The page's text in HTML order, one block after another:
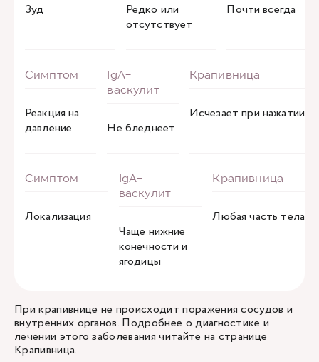
Зуд
Редко или
отсутствует
Почти всегда
Реакция на
давление
Не бледнеет
Исчезает при нажатии
Локализация
Чаще нижние
конечности и
ягодицы
Любая часть тела
При крапивнице не происходит поражения сосудов и
внутренних органов. Подробнее о диагностике и
лечении этого заболевания читайте на странице
Крапивница.